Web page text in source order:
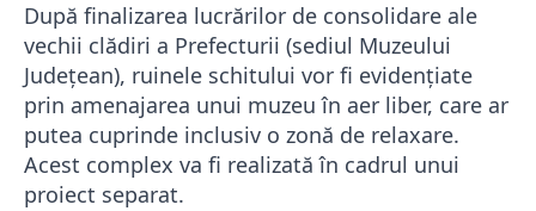
După finalizarea lucrărilor de consolidare ale
vechii clădiri a Prefecturii (sediul Muzeului
Județean), ruinele schitului vor fi evidențiate
prin amenajarea unui muzeu în aer liber, care ar
putea cuprinde inclusiv o zonă de relaxare.
Acest complex va fi realizată în cadrul unui
proiect separat.